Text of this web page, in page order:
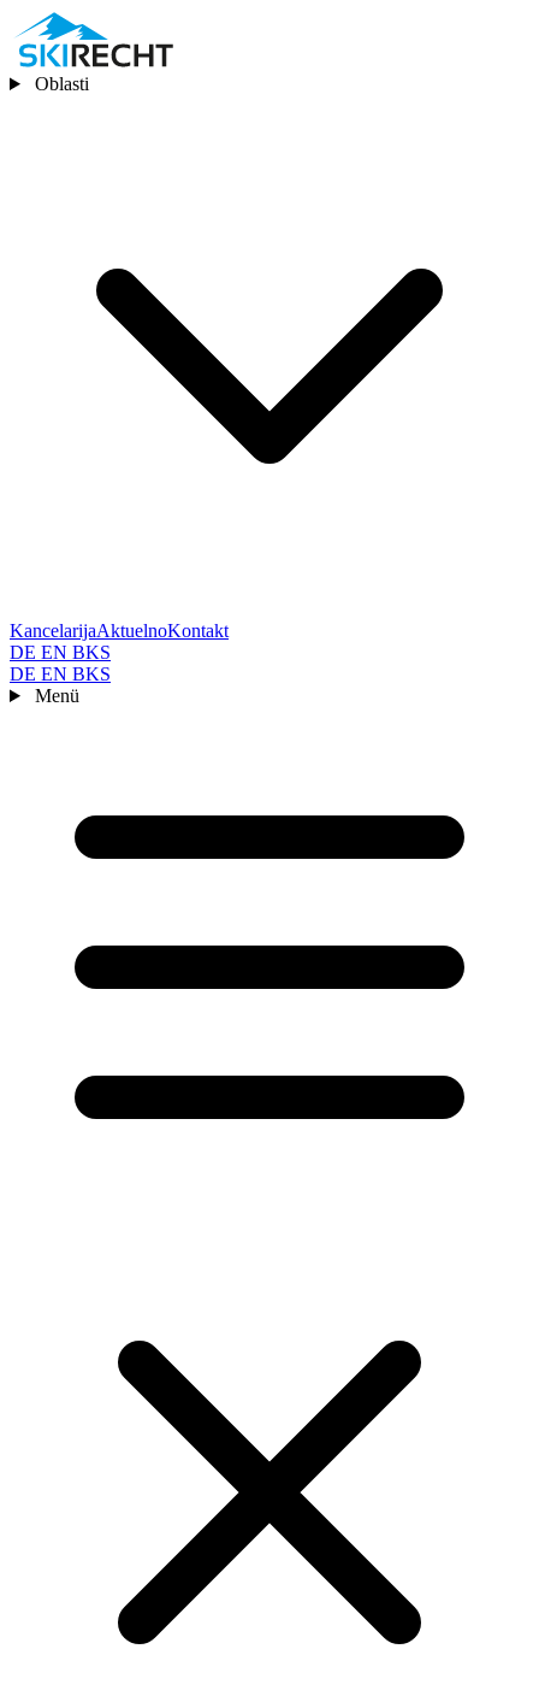
Oblasti
KancelarijaAktuelnoKontakt
DE EN BKS
DE EN BKS
Menü